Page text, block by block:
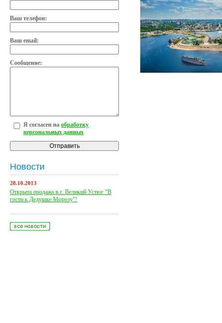
Ваш телефон:
Ваш email:
Сообщение:
Я согласен на обработку
персональных данных
Новости
28.10.2013
Открыта продажа в г. Великий Устюг "В
гости к Дедушке Морозу"!